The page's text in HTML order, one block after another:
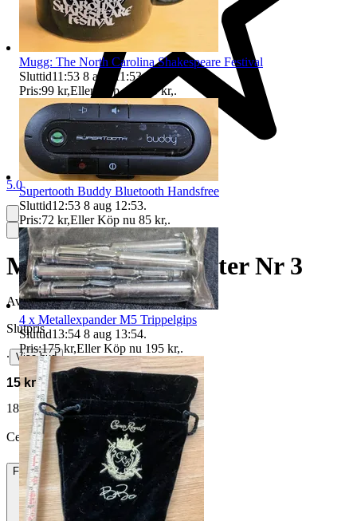
5.0
Musse Piggs Favoriter Nr 3
Avslutad 1 jul 17:45
Slutpris
∙ Visa bud
15 kr
18 kr med köparskydd.
Läs mer
CesarinCarton vann auktionen
FraktFrån 49 kr
Mugg: The North Carolina Shakespeare Festival
Sluttid11:53 8 aug 11:53.
Pris:99 kr,Eller Köp nu 105 kr,.
Supertooth Buddy Bluetooth Handsfree
Sluttid12:53 8 aug 12:53.
Pris:72 kr,Eller Köp nu 85 kr,.
4 x Metallexpander M5 Trippelgips
Sluttid13:54 8 aug 13:54.
Pris:175 kr,Eller Köp nu 195 kr,.